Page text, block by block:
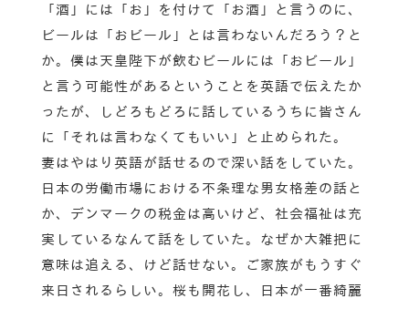
「酒」には「お」を付けて「お酒」と言うのに、
ビールは「おビール」とは言わないんだろう？と
か。僕は天皇陛下が飲むビールには「おビール」
と言う可能性があるということを英語で伝えたか
ったが、しどろもどろに話しているうちに皆さん
に「それは言わなくてもいい」と止められた。
妻はやはり英語が話せるので深い話をしていた。
日本の労働市場における不条理な男女格差の話と
か、デンマークの税金は高いけど、社会福祉は充
実しているなんて話をしていた。なぜか大雑把に
意味は追える、けど話せない。ご家族がもうすぐ
来日されるらしい。桜も開花し、日本が一番綺麗